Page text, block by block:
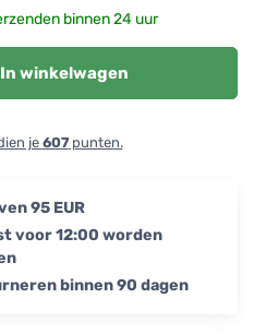
binnen 24 uur
In winkelwagen
je 607punten.
95 EUR
voor 12:00 worden
binnen 90 dagen